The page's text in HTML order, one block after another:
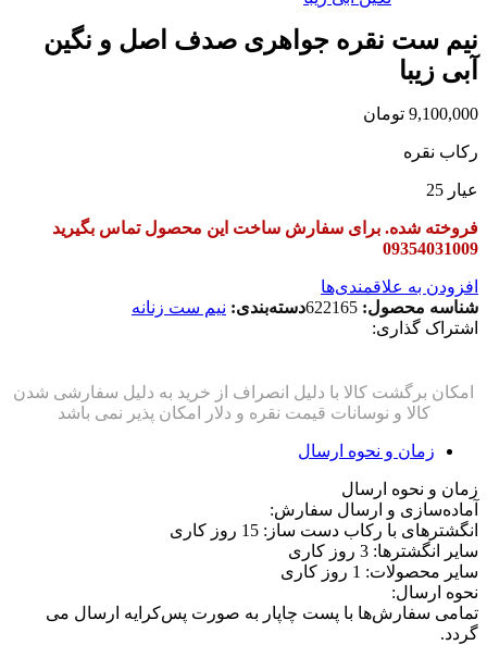
نیم ست نقره جواهری صدف اصل و نگین
آبی زیبا
9,100,000 تومان
رکاب نقره
عیار 25
فروخته شده. برای سفارش ساخت این محصول تماس بگیرید
09354031009
افزودن به علاقمندی‌ها
شناسه محصول: 622165دسته‌بندی: نیم ست زنانه
اشتراک گذاری:
زمان و نحوه ارسال
زمان و نحوه ارسال
آماده‌سازی و ارسال سفارش:
انگشترهای با رکاب دست ساز: 15 روز کاری
سایر انگشترها: 3 روز کاری
سایر محصولات: 1 روز کاری
نحوه ارسال:
تمامی سفارش‌ها با پست چاپار به صورت پس‌کرایه ارسال می
گردد.